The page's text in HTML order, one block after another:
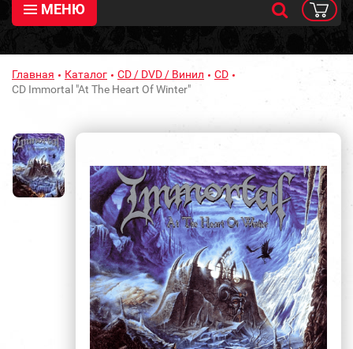
МЕНЮ
Главная Каталог CD / DVD / Винил
CD
CD Immortal "At The Heart Of Winter"